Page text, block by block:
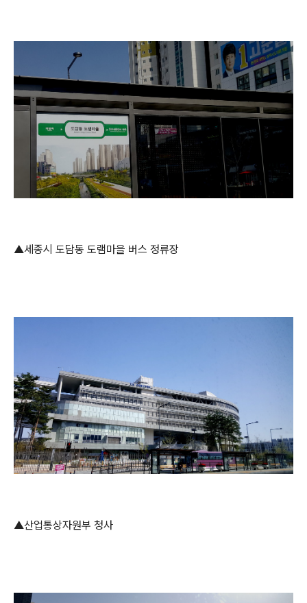
▲세종시 도담동 도램마을 버스 정류장
▲산업통상자원부 청사